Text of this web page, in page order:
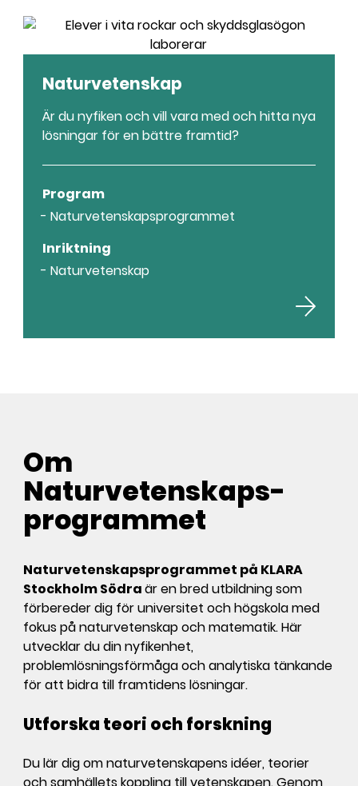
Naturvetenskap
Är du nyfiken och vill vara med och hitta nya
lösningar för en bättre framtid?
Program
Naturvetenskapsprogrammet
Inriktning
Naturvetenskap
Om
Naturvetenskaps­
programmet
Naturvetenskapsprogrammet på KLARA
Stockholm Södraär en bred utbildning som
förbereder dig för universitet och högskola med
fokus på naturvetenskap och matematik. Här
utvecklar du din nyfikenhet,
problemlösningsförmåga och analytiska tänkande
för att bidra till framtidens lösningar.
Utforska teori och forskning
Du lär dig om naturvetenskapens idéer, teorier